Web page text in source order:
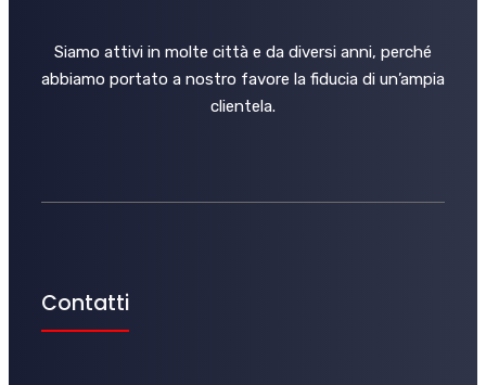
Siamo attivi in molte città e da diversi anni, perché
abbiamo portato a nostro favore la fiducia di un’ampia
clientela.
Contatti